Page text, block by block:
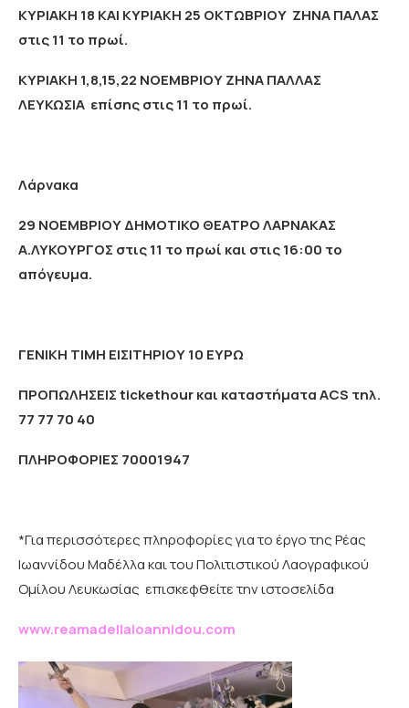
ΚΥΡΙΑΚΗ 18 ΚΑΙ ΚΥΡΙΑΚΗ 25 ΟΚΤΩΒΡΙΟΥ ΖΗΝΑ ΠΑΛΑΣ
στις 11 το πρωί.
ΚΥΡΙΑΚΗ 1,8,15,22 ΝΟΕΜΒΡΙΟΥ ΖΗΝΑ ΠΑΛΛΑΣ
ΛΕΥΚΩΣΙΑ επίσης στις 11 το πρωί.
Λάρνακα
29 ΝΟΕΜΒΡΙΟΥ ΔΗΜΟΤΙΚΟ ΘΕΑΤΡΟ ΛΑΡΝΑΚΑΣ
Α.ΛΥΚΟΥΡΓΟΣ στις 11 το πρωί και στις 16:00 το
απόγευμα.
ΓΕΝΙΚΗ ΤΙΜΗ ΕΙΣΙΤΗΡΙΟΥ 10 ΕΥΡΩ
ΠΡΟΠΩΛΗΣΕΙΣ tickethour και καταστήματα ACS τηλ.
77 77 70 40
ΠΛΗΡΟΦΟΡΙΕΣ 70001947
*Για περισσότερες πληροφορίες για το έργο της Ρέας
Ιωαννίδου Μαδέλλα και του Πολιτιστικού Λαογραφικού
Ομίλου Λευκωσίας επισκεφθείτε την ιστοσελίδα
www.reamadellaioannidou.com